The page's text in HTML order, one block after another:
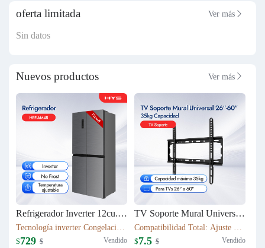
oferta limitada Ver más 
Sin datos
Nuevos productos Ver más 
Refrigerador Inverter 12cu.ft (337L) 4 puertas HRF-AM48
Tecnología inverter Congelación: 112L Refrigeración: 225L Dimensión: W79.5*D63*H180(cm) Peso neto/bruto: 79KG / 87KG
$729 $ Vendido
TV Soporte Mural Universal 26"-60" | 35kg Capacidad | T50S
Compatibilidad Total: Ajuste perfecto para TVs 26" a 60" Robustez Industrial: Capacidad máxima 35kg con chasis de acero 1.1mm
$7.5 $ Vendido